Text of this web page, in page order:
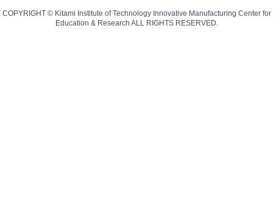
COPYRIGHT © Kitami Institute of Technology Innovative Manufacturing Center for
Education & Research ALL RIGHTS RESERVED.